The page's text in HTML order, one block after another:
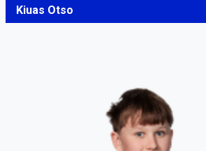
Kiuas Otso